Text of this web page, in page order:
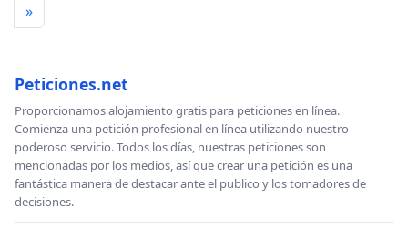
»
Peticiones.net
Proporcionamos alojamiento gratis para peticiones en línea.
Comienza una petición profesional en línea utilizando nuestro
poderoso servicio. Todos los días, nuestras peticiones son
mencionadas por los medios, así que crear una petición es una
fantástica manera de destacar ante el publico y los tomadores de
decisiones.